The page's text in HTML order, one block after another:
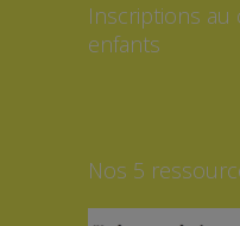
Inscriptions au
enfants
Nos 5